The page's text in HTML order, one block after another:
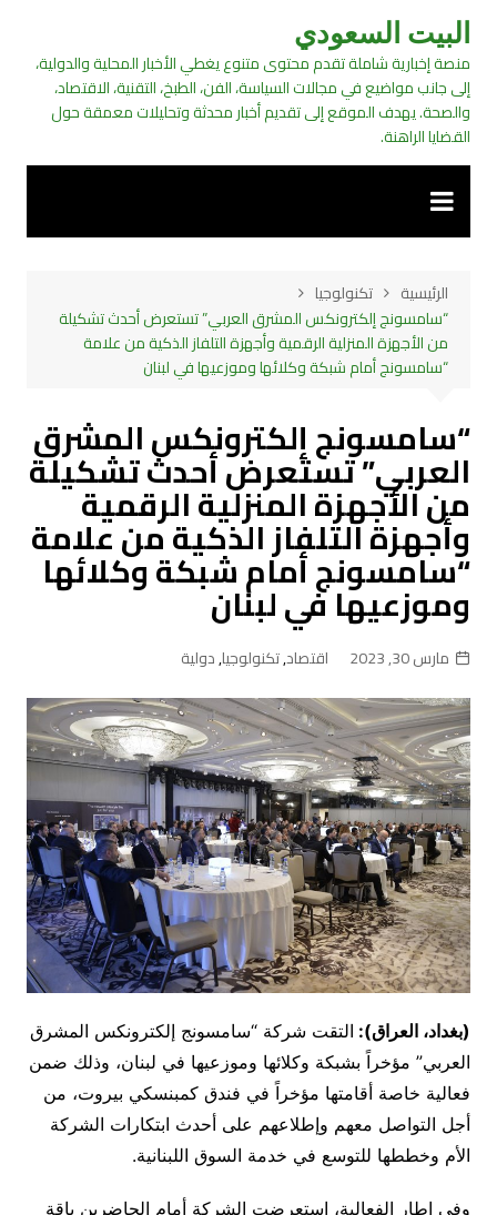
التجاوز
المحتوى
البيت السعودي
منصة إخبارية شاملة تقدم محتوى متنوع يغطي الأخبار المحلية والدولية،
إلى جانب مواضيع في مجالات السياسة، الفن، الطبخ، التقنية، الاقتصاد،
والصحة. يهدف الموقع إلى تقديم أخبار محدثة وتحليلات معمقة حول
القضايا الراهنة.
الرئيسية
تكنولوجيا
“سامسونج إلكترونكس المشرق العربي” تستعرض أحدث تشكيلة
من الأجهزة المنزلية الرقمية وأجهزة التلفاز الذكية من علامة
“سامسونج أمام شبكة وكلائها وموزعيها في لبنان
“سامسونج إلكترونكس المشرق
العربي” تستعرض أحدث تشكيلة
من الأجهزة المنزلية الرقمية
وأجهزة التلفاز الذكية من علامة
“سامسونج أمام شبكة وكلائها
وموزعيها في لبنان
مارس 30, 2023 اقتصاد,تكنولوجيا,دولية
(بغداد، العراق): التقت شركة “سامسونج إلكترونكس المشرق
العربي” مؤخراً بشبكة وكلائها وموزعيها في لبنان، وذلك ضمن
فعالية خاصة أقامتها مؤخراً في فندق كمبنسكي بيروت، من
أجل التواصل معهم وإطلاعهم على أحدث ابتكارات الشركة
الأم وخططها للتوسع في خدمة السوق اللبنانية.
وفي إطار الفعالية، استعرضت الشركة أمام الحاضرين باقة